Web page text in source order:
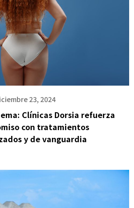
23, 2024
Clínicas Dorsia refuerza
con tratamientos
y de vanguardia